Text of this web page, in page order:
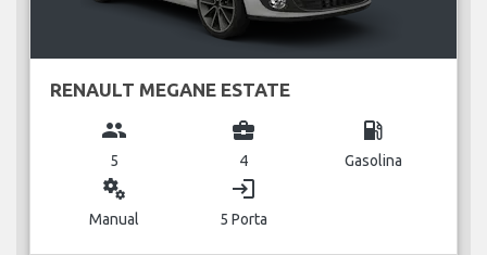
RENAULT MEGANE ESTATE
group
5
business_center
4
local_gas_station
Gasolina
miscellaneous_services
Manual
login
5 Porta